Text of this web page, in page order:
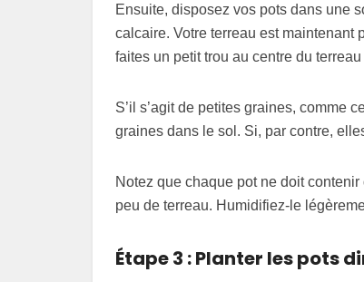
Ensuite, disposez vos pots dans une
calcaire. Votre terreau est maintenant
faites un petit trou au centre du
S’il s’agit de petites graines, comme
graines dans le sol. Si, par contre,
Notez que chaque pot ne doit
peu de terreau. Humidifiez-le
Étape 3 : Planter les pots